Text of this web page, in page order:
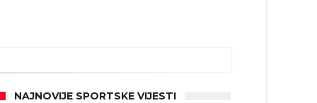
NAJNOVIJE SPORTSKE VIJESTI